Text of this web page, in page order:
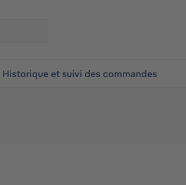
Historique et suivi des commandes